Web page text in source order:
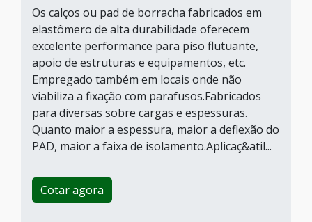
Os calços ou pad de borracha fabricados em
elastômero de alta durabilidade oferecem
excelente performance para piso flutuante,
apoio de estruturas e equipamentos, etc.
Empregado também em locais onde não
viabiliza a fixação com parafusos.Fabricados
para diversas sobre cargas e espessuras.
Quanto maior a espessura, maior a deflexão do
PAD, maior a faixa de isolamento.Aplicaç&atil...
Cotar agora